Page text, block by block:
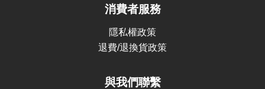
消費者服務
隱私權政策
退費/退換貨政策
與我們聯繫